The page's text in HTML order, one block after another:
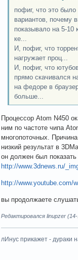
пофиг, что это
вариантов, почему
показывало на 5-10
ке...
И, пофиг, что
нагружает проц...
И, пофиг, что
прямо скачивался
на федоре в
больше...
Процессор Atom N450
ним по частоте чипа
многопоточных.
низкий результат в
он должен был
http://www.3dnews.ru/
http://www.youtube.com/
вы продолжаете
Редактировался linupzer
лИнус прикажет - дураки